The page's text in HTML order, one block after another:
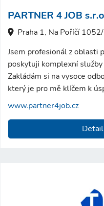
PARTNER 4 JOB
Praha 1, Na Poříčí
Jsem profesionál z oblasti
poskytuji komplexní
Zakládám si na vysoce
který je pro mě klíčem k
www.partner4job.cz